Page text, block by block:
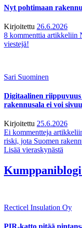
Nyt pohtimaan
Kirjoitettu 26.6.2026
8 kommenttia artikkeliin
viestejä!
Sari Suominen
Digitaalinen
rakennusala ei voi
Kirjoitettu 25.6.2026
Ei kommentteja
riski, jota Suomen
Lisää vieraskynästä
Recticel Insulation Oy